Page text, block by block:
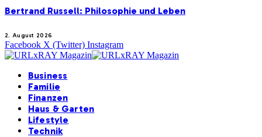
Bertrand Russell: Philosophie und Leben
2. August 2026
Facebook X (Twitter) Instagram
Business
Familie
Finanzen
Haus & Garten
Lifestyle
Technik